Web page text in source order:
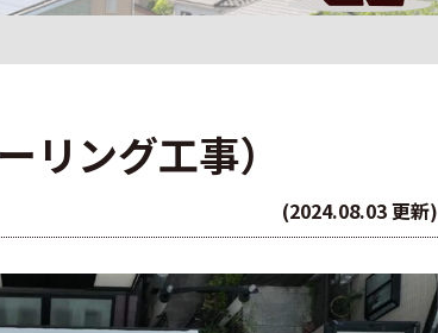
リング工事）
(2024.08.03 更新)